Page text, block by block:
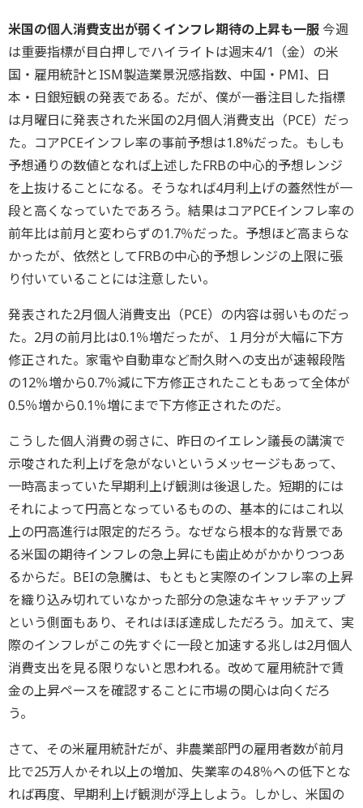
米国の個人消費支出が弱くインフレ期待の上昇も一服今週
は重要指標が目白押しでハイライトは週末4/1（金）の米
国・雇用統計とISM製造業景況感指数、中国・PMI、日
本・日銀短観の発表である。だが、僕が一番注目した指標
は月曜日に発表された米国の2月個人消費支出（PCE）だっ
た。コアPCEインフレ率の事前予想は1.8%だった。もしも
予想通りの数値となれば上述したFRBの中心的予想レンジ
を上抜けることになる。そうなれば4月利上げの蓋然性が一
段と高くなっていたであろう。結果はコアPCEインフレ率の
前年比は前月と変わらずの1.7％だった。予想ほど高まらな
かったが、依然としてFRBの中心的予想レンジの上限に張
り付いていることには注意したい。
発表された2月個人消費支出（PCE）の内容は弱いものだっ
た。2月の前月比は0.1％増だったが、１月分が大幅に下方
修正された。家電や自動車など耐久財への支出が速報段階
の12％増から0.7％減に下方修正されたこともあって全体が
0.5％増から0.1％増にまで下方修正されたのだ。
こうした個人消費の弱さに、昨日のイエレン議長の講演で
示唆された利上げを急がないというメッセージもあって、
一時高まっていた早期利上げ観測は後退した。短期的には
それによって円高となっているものの、基本的にはこれ以
上の円高進行は限定的だろう。なぜなら根本的な背景であ
る米国の期待インフレの急上昇にも歯止めがかかりつつあ
るからだ。BEIの急騰は、もともと実際のインフレ率の上昇
を織り込み切れていなかった部分の急速なキャッチアップ
という側面もあり、それはほぼ達成しただろう。加えて、実
際のインフレがこの先すぐに一段と加速する兆しは2月個人
消費支出を見る限りないと思われる。改めて雇用統計で賃
金の上昇ペースを確認することに市場の関心は向くだろ
う。
さて、その米雇用統計だが、非農業部門の雇用者数が前月
比で25万人かそれ以上の増加、失業率の4.8％への低下とな
れば再度、早期利上げ観測が浮上しよう。しかし、米国の